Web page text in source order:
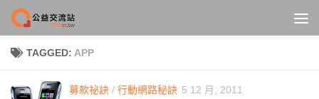
Skip to content
TAGGED: APP
募款祕訣 / 行動網路秘訣 5 12 月, 2011